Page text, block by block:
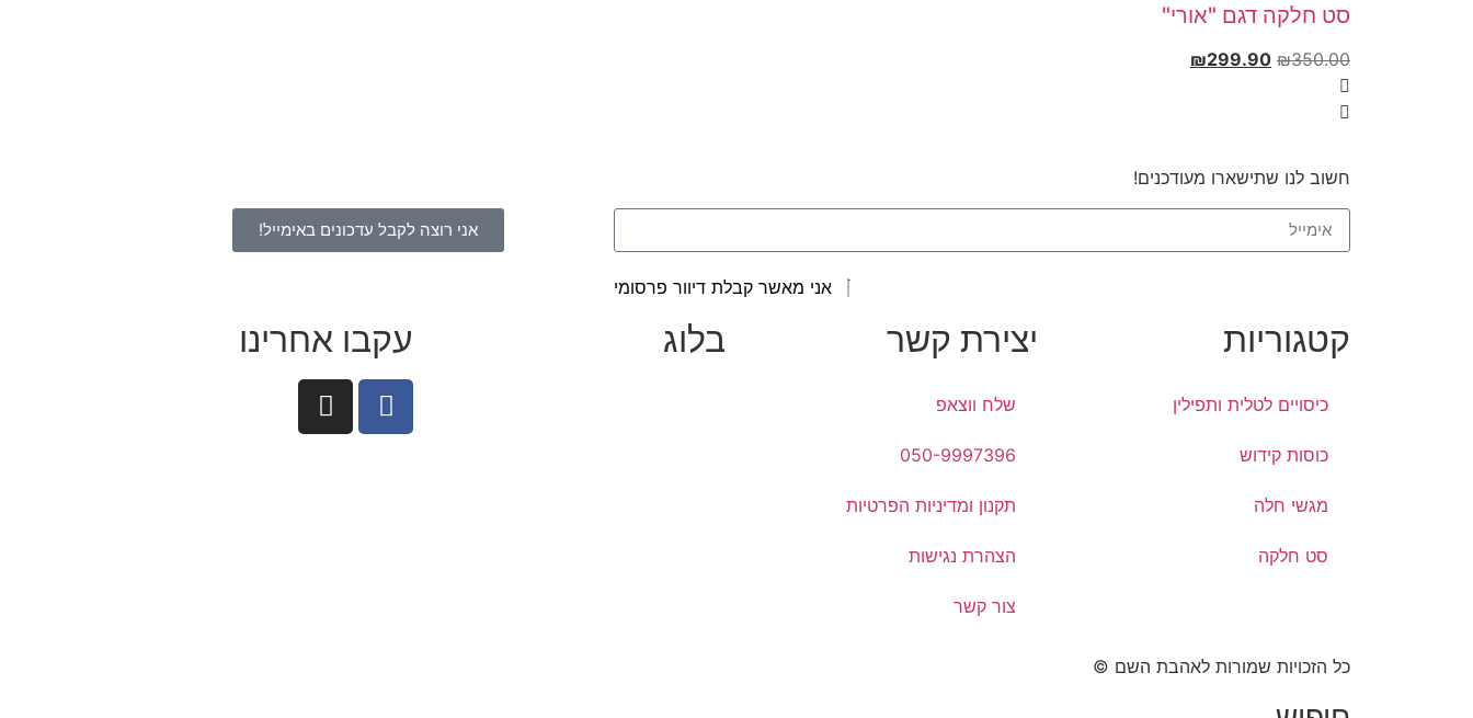
סט חלקה דגם "אורי"
₪350.00
₪299.90
חשוב לנו שתישארו מעודכנים!
אני רוצה לקבל עדכונים באימייל!
אני מאשר קבלת דיוור פרסומי
קטגוריות
כיסויים לטלית ותפילין
כוסות קידוש
מגשי חלה
סט חלקה
יצירת קשר
שלח ווצאפ
050-9997396
תקנון ומדיניות הפרטיות
הצהרת נגישות
צור קשר
בלוג עקבו אחרינו
כל הזכויות שמורות לאהבת השם ©​